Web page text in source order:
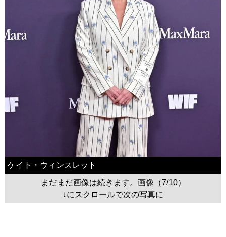
ケイト・ウィンスレット
まだまだ画像は続きます。画像（7/10）
↓にスクロールで次の写真に